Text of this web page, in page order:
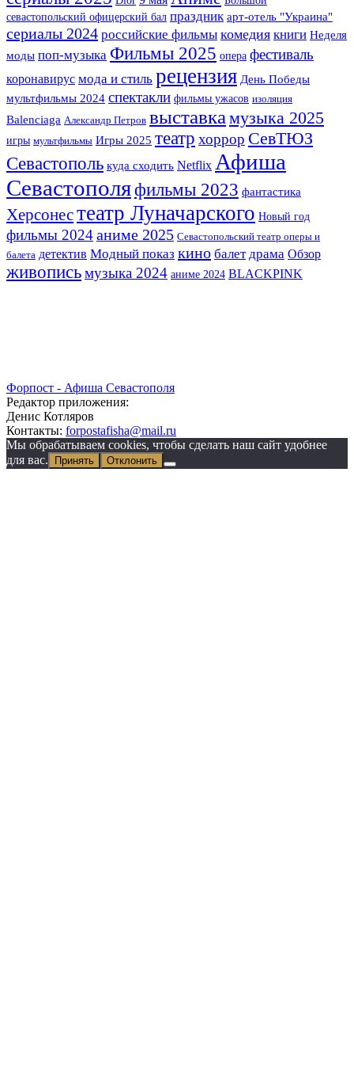
севастопольский офицерский бал праздник арт-отель "Украина"
сериалы 2024 российские фильмы комедия книги Неделя
моды поп-музыка Фильмы 2025 опера фестиваль
коронавирус мода и стиль рецензия День Победы
мультфильмы 2024 спектакли фильмы ужасов изоляция
Balenciaga Александр Петров выставка музыка 2025
игры мультфильмы Игры 2025 театр хоррор СевТЮЗ
Севастополь куда сходить Netflix Афиша
Севастополяфильмы 2023 фантастика
Херсонестеатр Луначарского Новый год
фильмы 2024аниме 2025 Севастопольский театр оперы и
балета детектив Модный показ кино балет драма Обзор
живописьмузыка 2024 аниме 2024 BLACKPINK
Форпост - Афиша Севастополя
Редактор приложения:
Денис Котляров
Контакты: forpostafisha@mail.ru
Мы обрабатываем cookies, чтобы сделать наш сайт удобнее
для вас.
Принять Отклонить